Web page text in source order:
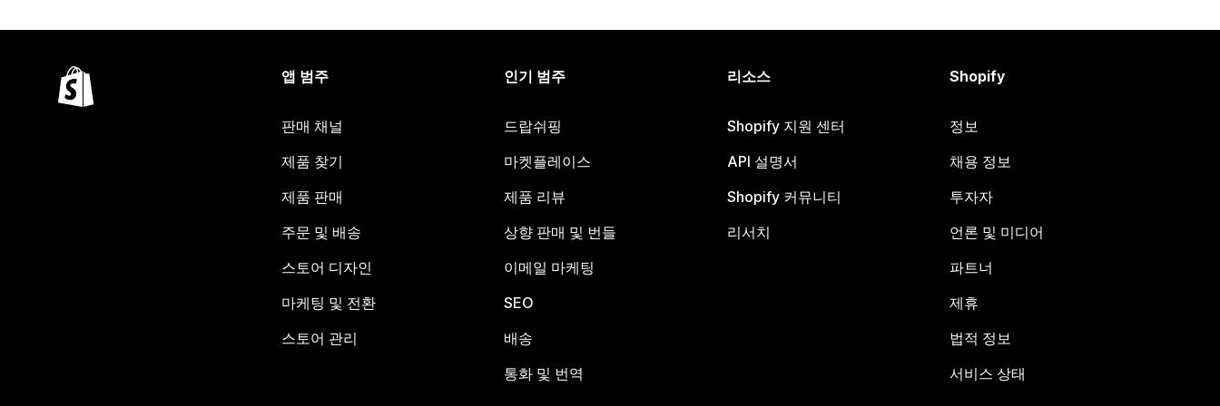
앱 범주
판매 채널
제품 찾기
제품 판매
주문 및 배송
스토어 디자인
마케팅 및 전환
스토어 관리
인기 범주
드랍쉬핑
마켓플레이스
제품 리뷰
상향 판매 및 번들
이메일 마케팅
SEO
배송
통화 및 번역
리소스
Shopify 지원 센터
API 설명서
Shopify 커뮤니티
리서치
Shopify
정보
채용 정보
투자자
언론 및 미디어
파트너
제휴
법적 정보
서비스 상태